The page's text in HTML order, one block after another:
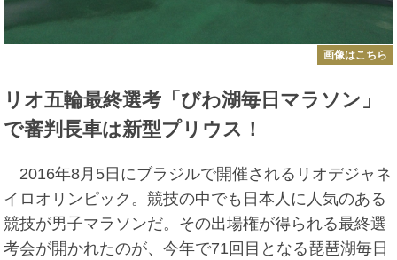
画像はこちら
リオ五輪最終選考「びわ湖毎日マラソン」
で審判長車は新型プリウス！
2016年8月5日にブラジルで開催されるリオデジャネ
イロオリンピック。競技の中でも日本人に人気のある
競技が男子マラソンだ。その出場権が得られる最終選
考会が開かれたのが、今年で71回目となる琵琶湖毎日